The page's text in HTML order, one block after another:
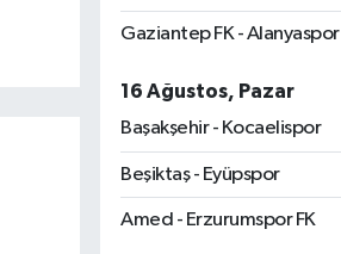
Gaziantep FK - Alanyaspor
16 Ağustos, Pazar
Başakşehir - Kocaelispor
Beşiktaş - Eyüpspor
Amed - Erzurumspor FK